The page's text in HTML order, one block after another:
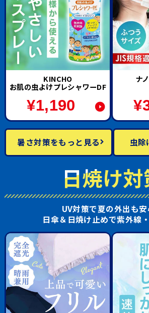
KINCHO
お肌の虫よけプレシャワーDF
¥1,190
ナ
¥
暑さ対策をもっと見る 虫除
日焼け
UV対策で夏の外出も安
日傘＆日焼け止めで紫外線